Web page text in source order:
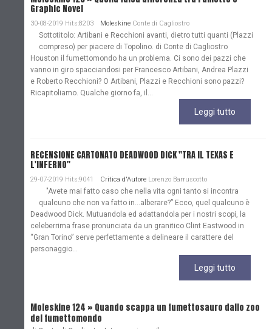
Graphic Novel
30-08-2019 Hits:8203 Moleskine Conte di Cagliostro
Sottotitolo: Artibani e Recchioni avanti, dietro tutti quanti (Plazzi
compreso) per piacere di Topolino. di Conte di Cagliostro
Houston il fumettomondo ha un problema. Ci sono dei pazzi che
vanno in giro spacciandosi per Francesco Artibani, Andrea Plazzi
e Roberto Recchioni? O Artibani, Plazzi e Recchioni sono pazzi?
Ricapitoliamo. Qualche giorno fa, il...
Leggi tutto
RECENSIONE CARTONATO DEADWOOD DICK "TRA IL TEXAS E
L'INFERNO"
29-07-2019 Hits:9041 Critica d'Autore Lorenzo Barruscotto
"Avete mai fatto caso che nella vita ogni tanto si incontra
qualcuno che non va fatto in…alberare?” Ecco, quel qualcuno è
Deadwood Dick. Mutuandola ed adattandola per i nostri scopi, la
celeberrima frase pronunciata da un granitico Clint Eastwood in
“Gran Torino” serve perfettamente a delineare il carattere del
personaggio...
Leggi tutto
Moleskine 124 » Quando scappa un fumettosauro dallo zoo
del fumettomondo